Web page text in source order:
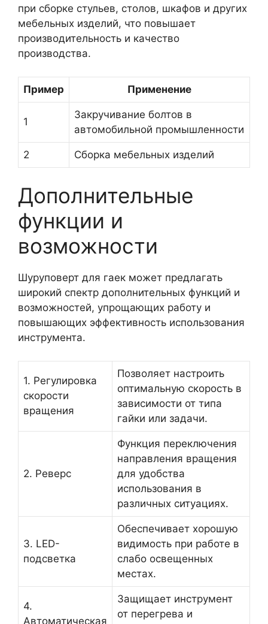
при сборке стульев, столов, шкафов и других
мебельных изделий, что повышает
производительность и качество
производства.
Пример Применение
1
Закручивание болтов в
автомобильной промышленности
2 Сборка мебельных изделий
Дополнительные
функции и
возможности
Шуруповерт для гаек может предлагать
широкий спектр дополнительных функций и
возможностей, упрощающих работу и
повышающих эффективность использования
инструмента.
1. Регулировка
скорости
вращения
Позволяет настроить
оптимальную скорость в
зависимости от типа
гайки или задачи.
2. Реверс
Функция переключения
направления вращения
для удобства
использования в
различных ситуациях.
3. LED-
подсветка
Обеспечивает хорошую
видимость при работе в
слабо освещенных
местах.
4.
Автоматическая
Защищает инструмент
от перегрева и